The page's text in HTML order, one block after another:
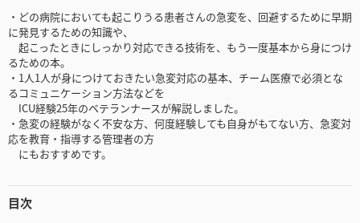
・どの病院においても起こりうる患者さんの急変を、回避するために早期
に発見するための知識や、
起こったときにしっかり対応できる技術を、もう一度基本から身につけ
るための本。
・1人1人が身につけておきたい急変対応の基本、チーム医療で必須とな
るコミュニケーション方法などを
ICU経験25年のベテランナースが解説しました。
・急変の経験がなく不安な方、何度経験しても自身がもてない方、急変対
応を教育・指導する管理者の方
にもおすすめです。
目次